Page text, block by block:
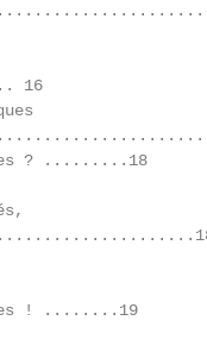
16
? .........18
! ........19